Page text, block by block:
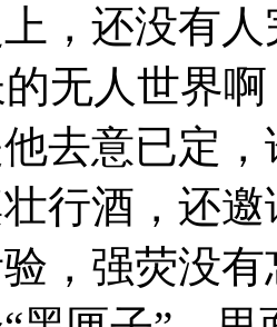
，还没有
的无人世界
去意已定
行酒，还
，强荧没